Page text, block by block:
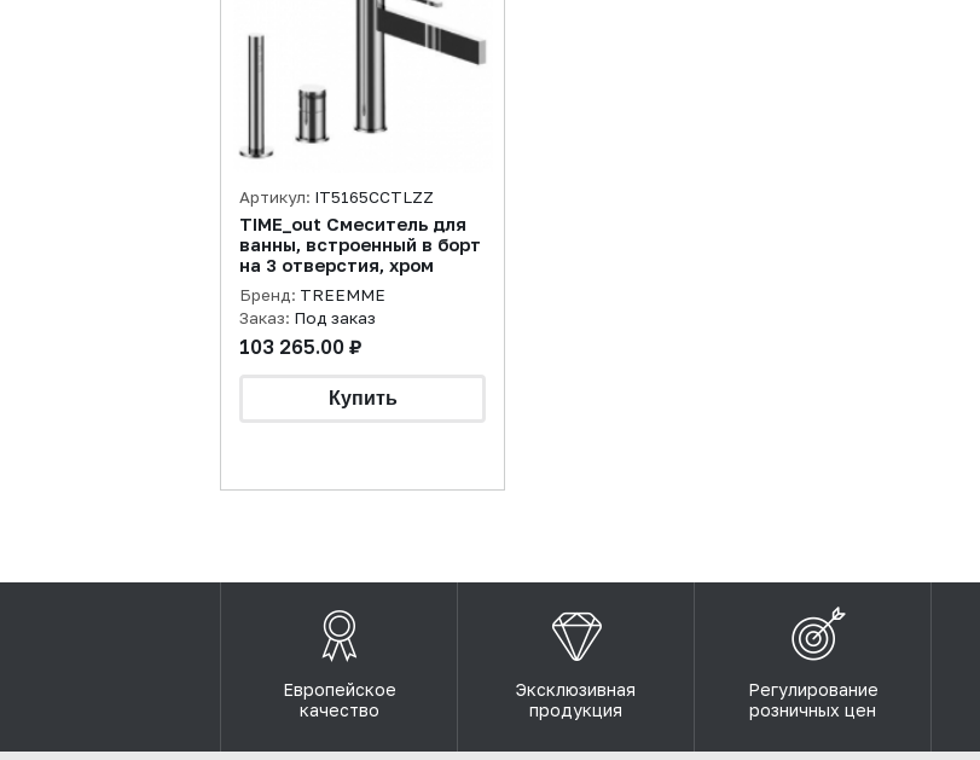
Артикул: IT5165CCTLZZ
TIME_out Смеситель для
ванны, встроенный в борт
на 3 отверстия, хром
Бренд: TREEMME
Заказ: Под заказ
103 265.00 ₽
Европейское
качество
Эксклюзивная
продукция
Регулирование
розничных цен